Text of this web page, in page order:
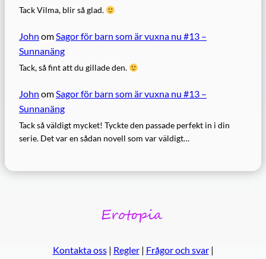
Tack Vilma, blir så glad.
John omSagor för barn som är vuxna nu #13 –
Sunnanäng
Tack, så fint att du gillade den.
John omSagor för barn som är vuxna nu #13 –
Sunnanäng
Tack så väldigt mycket! Tyckte den passade perfekt in i din
serie. Det var en sådan novell som var väldigt…
Kontakta oss| Regler| Frågor och svar|